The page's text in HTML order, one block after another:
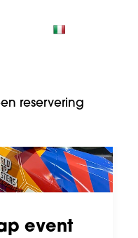
reservering
event